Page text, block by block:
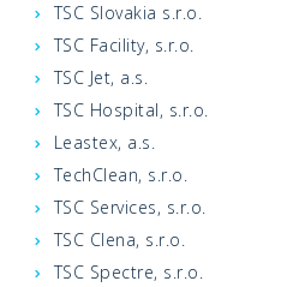
TSC Slovakia s.r.o.
TSC Facility, s.r.o.
TSC Jet, a.s.
TSC Hospital, s.r.o.
Leastex, a.s.
TechClean, s.r.o.
TSC Services, s.r.o.
TSC Clena, s.r.o.
TSC Spectre, s.r.o.